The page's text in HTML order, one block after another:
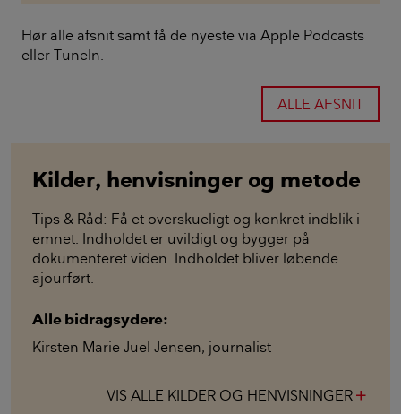
Hør alle afsnit samt få de nyeste via Apple Podcasts
eller TuneIn.
ALLE AFSNIT
Kilder, henvisninger og metode
Tips & Råd: Få et overskueligt og konkret indblik i
emnet. Indholdet er uvildigt og bygger på
dokumenteret viden. Indholdet bliver løbende
ajourført.
Alle bidragsydere:
Kirsten Marie Juel Jensen, journalist
VIS ALLE KILDER OG HENVISNINGER